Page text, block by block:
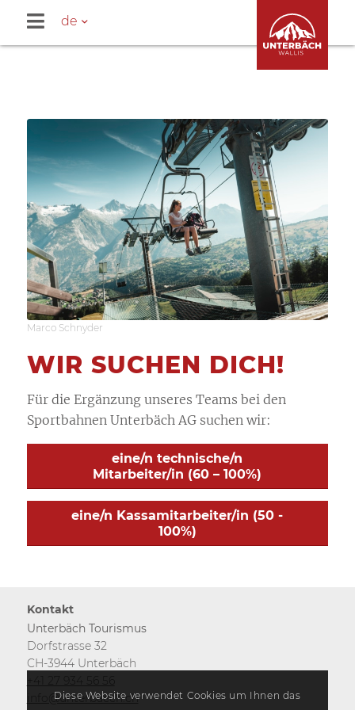
de
WIR SUCHEN DICH!
Für die Ergänzung unseres Teams bei den
Sportbahnen Unterbäch AG suchen wir:
eine/n technische/n
Mitarbeiter/in (60 – 100%)
eine/n Kassamitarbeiter/in (50 -
100%)
Marco Schnyder
Kontakt
Unterbäch Tourismus
Dorfstrasse 32
CH-3944 Unterbäch
info@unterbaech.ch
Diese Website verwendet Cookies um Ihnen das